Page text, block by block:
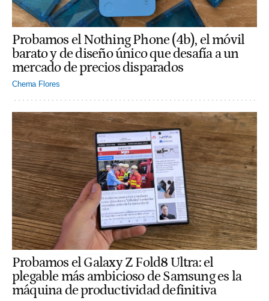
Probamos el Nothing Phone (4b), el móvil
barato y de diseño único que desafía a un
mercado de precios disparados
Chema Flores
Probamos el Galaxy Z Fold8 Ultra: el
plegable más ambicioso de Samsung es la
máquina de productividad definitiva